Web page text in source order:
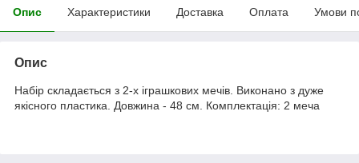
Опис Характеристики Доставка Оплата Умови
Опис
Набір складається з 2-х іграшкових мечів. Виконано з дуже
якісного пластика. Довжина - 48 см. Комплектація: 2 меча